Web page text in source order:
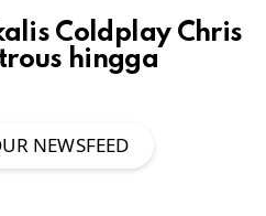
Coldplay Chris
hingga
NEWSFEED